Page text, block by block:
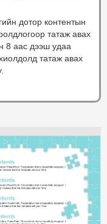
дотор контентын
татаж авах
8 аас дээш удаа
татаж авах